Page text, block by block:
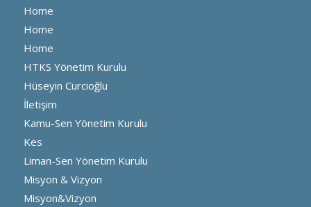
Home
Home
Home
HTKS Yönetim Kurulu
Hüseyin Curcioğlu
İletişim
Kamu-Sen Yönetim Kurulu
Kes
Liman-Sen Yönetim Kurulu
Misyon & Vizyon
Misyon&Vizyon